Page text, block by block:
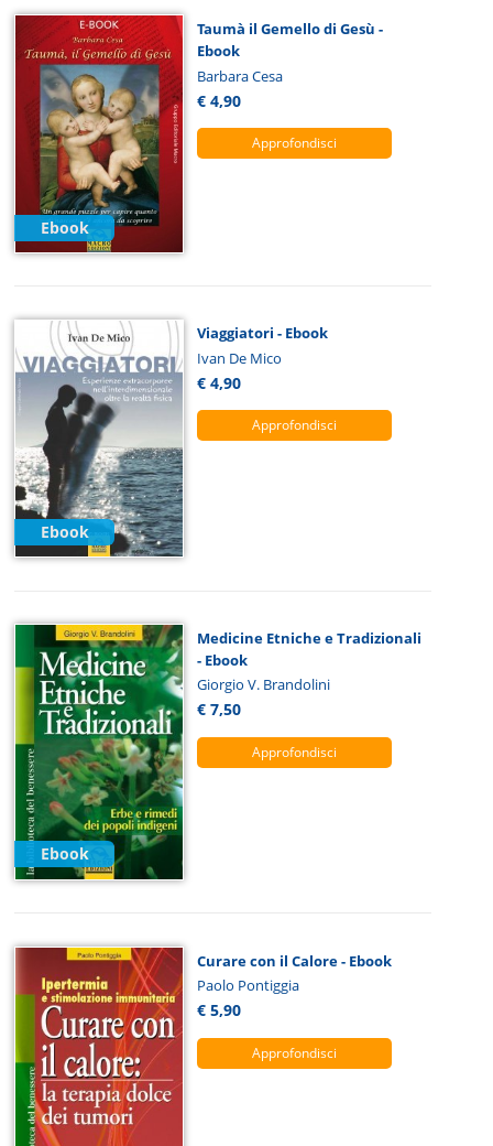
Ebook
Taumà il Gemello di Gesù -
Ebook
Barbara Cesa
€ 4,90
Approfondisci
Ebook
Viaggiatori - Ebook
Ivan De Mico
€ 4,90
Approfondisci
Ebook
Medicine Etniche e Tradizionali
- Ebook
Giorgio V. Brandolini
€ 7,50
Approfondisci
Curare con il Calore - Ebook
Paolo Pontiggia
€ 5,90
Approfondisci